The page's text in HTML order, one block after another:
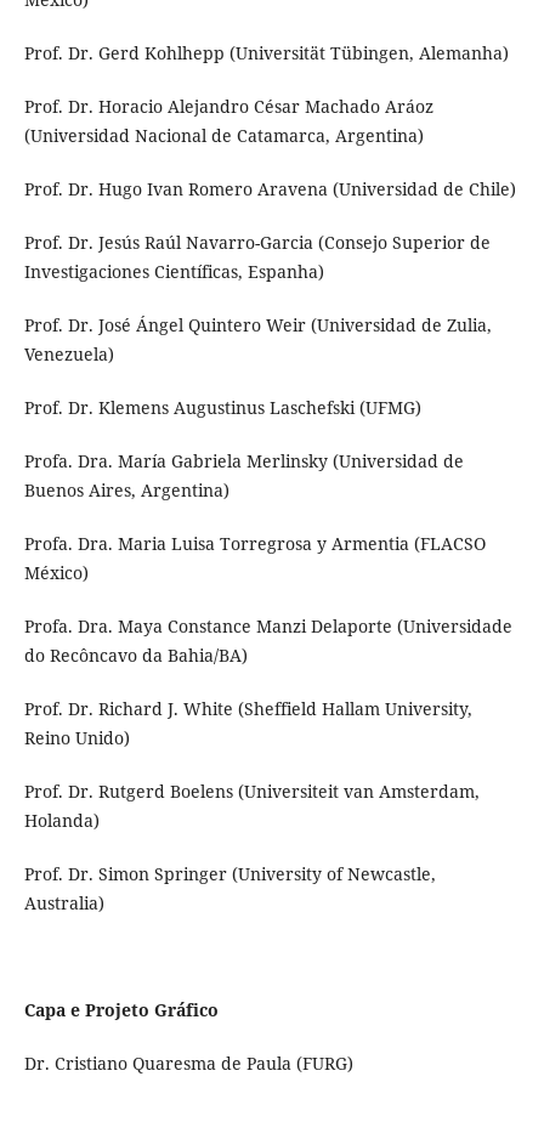
Prof. Dr. Gerd Kohlhepp (Universität Tübingen, Alemanha)
Prof. Dr. Horacio Alejandro César Machado Aráoz
(Universidad Nacional de Catamarca, Argentina)
Prof. Dr. Hugo Ivan Romero Aravena (Universidad de Chile)
Prof. Dr. Jesús Raúl Navarro-Garcia (Consejo Superior de
Investigaciones Científicas, Espanha)
Prof. Dr. José Ángel Quintero Weir (Universidad de Zulia,
Venezuela)
Prof. Dr. Klemens Augustinus Laschefski (UFMG)
Profa. Dra. María Gabriela Merlinsky (Universidad de
Buenos Aires, Argentina)
Profa. Dra. Maria Luisa Torregrosa y Armentia (FLACSO
México)
Profa. Dra. Maya Constance Manzi Delaporte (Universidade
do Recôncavo da Bahia/BA)
Prof. Dr. Richard J. White (Sheffield Hallam University,
Reino Unido)
Prof. Dr. Rutgerd Boelens (Universiteit van Amsterdam,
Holanda)
Prof. Dr. Simon Springer (University of Newcastle,
Australia)
Capa e Projeto Gráfico
Dr. Cristiano Quaresma de Paula (FURG)